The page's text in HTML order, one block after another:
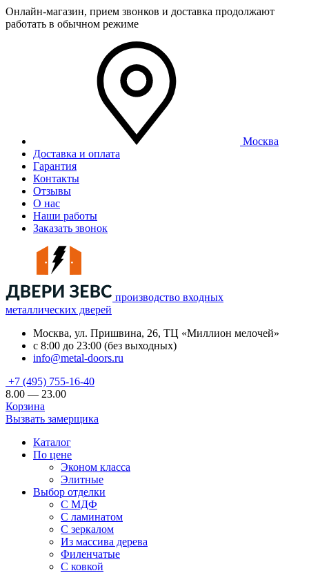
Онлайн-магазин, прием звонков и доставка продолжают
работать в обычном режиме
Москва
Доставка и оплата
Гарантия
Контакты
Отзывы
О нас
Наши работы
Заказать звонок
производство входных
металлических дверей
Москва, ул. Пришвина, 26, ТЦ «Миллион мелочей»
с 8:00 до 23:00 (без выходных)
info@metal-doors.ru
+7 (495) 755-16-40
8.00 — 23.00
Корзина
Вызвать замерщика
Каталог
По цене
Эконом класса
Элитные
Выбор отделки
С МДФ
С ламинатом
С зеркалом
Из массива дерева
Филенчатые
С ковкой